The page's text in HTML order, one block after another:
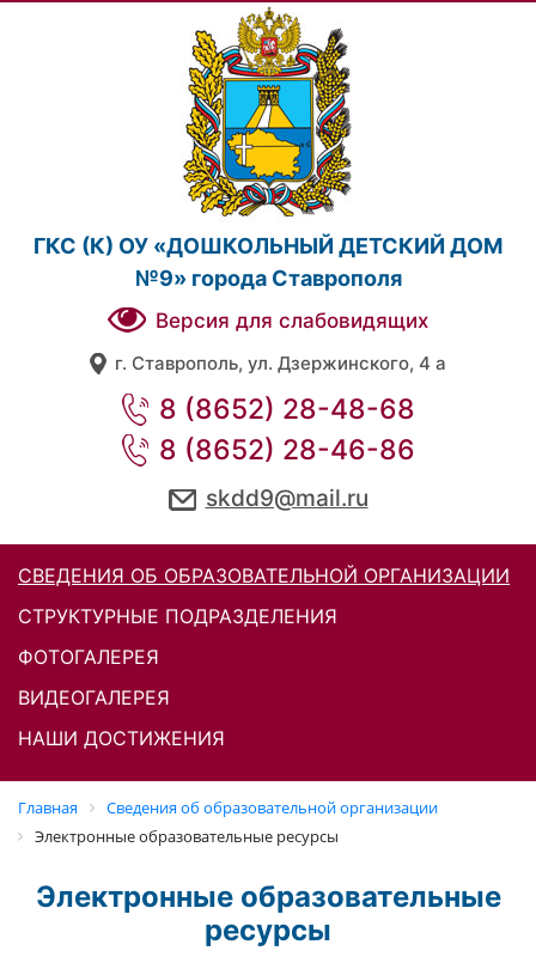
ГКС (К) ОУ «ДОШКОЛЬНЫЙ ДЕТСКИЙ ДОМ
№9» города Ставрополя
Версия для слабовидящих
г. Ставрополь, ул. Дзержинского, 4 а
8 (8652) 28-48-68
8 (8652) 28-46-86
skdd9@mail.ru
СВЕДЕНИЯ ОБ ОБРАЗОВАТЕЛЬНОЙ ОРГАНИЗАЦИИ
СТРУКТУРНЫЕ ПОДРАЗДЕЛЕНИЯ
ФОТОГАЛЕРЕЯ
ВИДЕОГАЛЕРЕЯ
НАШИ ДОСТИЖЕНИЯ
Главная
Cведения об образовательной организации
Электронные образовательные ресурсы
Электронные образовательные
ресурсы